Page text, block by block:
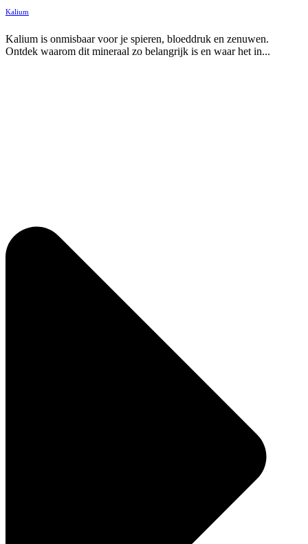
Kalium
Kalium is onmisbaar voor je spieren, bloeddruk en zenuwen.
Ontdek waarom dit mineraal zo belangrijk is en waar het in...